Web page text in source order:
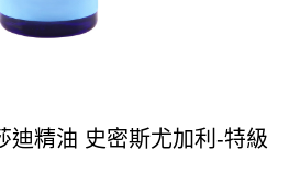
迪精油 史密斯尤加利-特級